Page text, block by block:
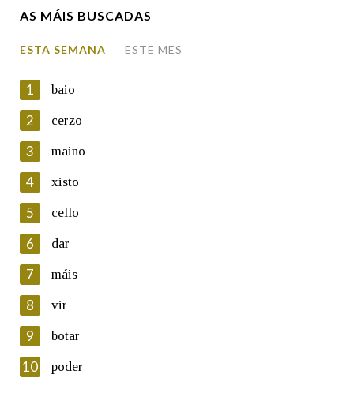
En cumprimento da normativa vixente en materia de
Protección de Datos de Carácter Persoal, a Real Academia
Galega informa a aqueles usuarios que faciliten o seu correo
electrónico, así como calquera outra información de carácter
persoal, que estes datos serán obxecto de tratamento
automatizado de carácter confidencial e incorporados aos seus
ficheiros informáticos. Así mesmo, os usuarios poderán exercer o
seu dereito de acceso, rectificación, oposición e cancelación dos
seus datos poñéndose en contacto connosco.
Lin e acepto as condicións da política de
Introduce o código que aparece na imaxe:
AS MÁIS BUSCADAS
ESTA SEMANA ESTE MES
1 baio
2 cerzo
3 maino
4 xisto
5 cello
6 dar
7 máis
8 vir
9 botar
10 poder